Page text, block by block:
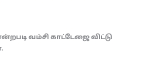
வம்சி காட்டேஜை விட்டு